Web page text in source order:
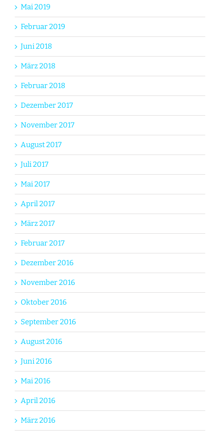
Mai 2019
Februar 2019
Juni 2018
März 2018
Februar 2018
Dezember 2017
November 2017
August 2017
Juli 2017
Mai 2017
April 2017
März 2017
Februar 2017
Dezember 2016
November 2016
Oktober 2016
September 2016
August 2016
Juni 2016
Mai 2016
April 2016
März 2016